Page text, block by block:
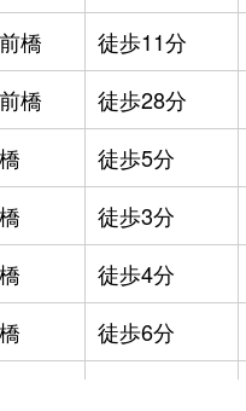
橋 徒歩11分
橋 徒歩28分
徒歩5分
徒歩3分
徒歩4分
徒歩6分